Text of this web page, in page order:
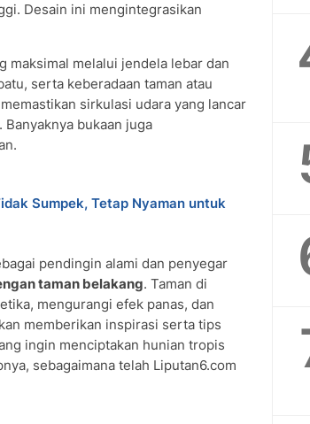
belakang?
kecil tropis?
tropis?
8x15 meter?
Desain ini mengintegrasikan
maksimal melalui jendela lebar dan
serta keberadaan taman atau
sirkulasi udara yang lancar
bukaan juga
Sumpek, Tetap Nyaman untuk
pendingin alami dan penyegar
taman belakang. Taman di
mengurangi efek panas, dan
memberikan inspirasi serta tips
ingin menciptakan hunian tropis
sebagaimana telah Liputan6.com